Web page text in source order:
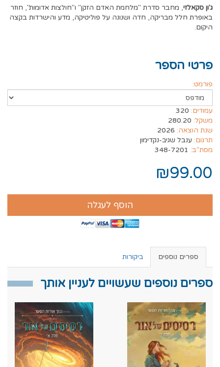
ג'ון סקאלזי, מחבר סדרת "מלחמת האדם הזקן" ו"חולצות אדומות", חוזר
באופרת חלל מבריקה, חדה ושנונה על פוליטיקה, מדע והישרדות בקצה
היקום.
פרטי הספר
פורמט:
עמודים: 320
משקל: 280.20
שנת הוצאה: 2026
תרגום: ענבל שגיב-נקדימון
מסת"ב: 348-7201
₪99.00
הוסף לעגלה
ספרים נוספים ביקורות
ספרים נוספים שעשויים לעניין אותך